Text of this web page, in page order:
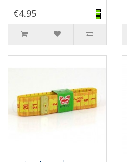
€4.95